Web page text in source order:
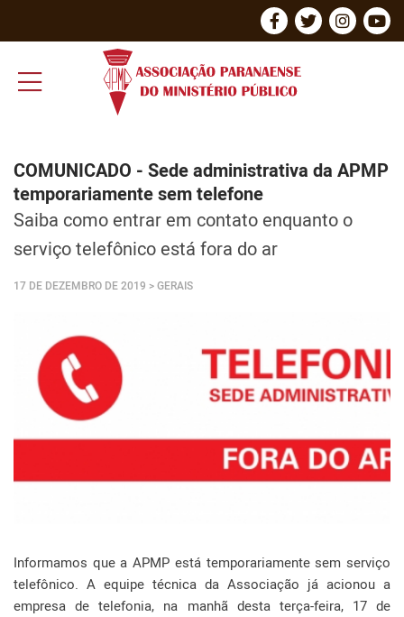
COMUNICADO - Sede administrativa da APMP
temporariamente sem telefone
Saiba como entrar em contato enquanto o
serviço telefônico está fora do ar
17 DE DEZEMBRO DE 2019 > GERAIS
Informamos que a APMP está temporariamente sem serviço
telefônico. A equipe técnica da Associação já acionou a
empresa de telefonia, na manhã desta terça-feira, 17 de